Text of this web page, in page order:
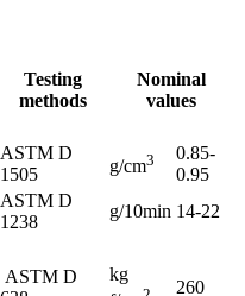
Testing
methods
Nominal
values
ASTM D
1505
g/cm3
0.85-
0.95
ASTM D
1238
g/10min 14-22
ASTM D
kg
260